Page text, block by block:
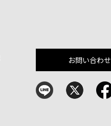
お問い合わせ